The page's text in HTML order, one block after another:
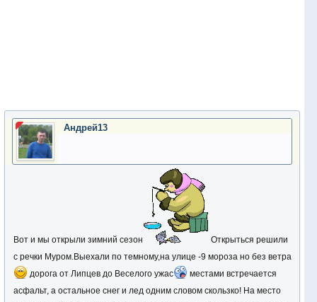
Андрей13
Вот и мы открыли зимний сезон
Открыться решили
с речки Муром.Выехали по темному,на улице -9 мороза но без ветра
дорога от Липцев до Веселого ужас
местами встречается
асфальт, а остальное снег и лед одним словом скользко! На место